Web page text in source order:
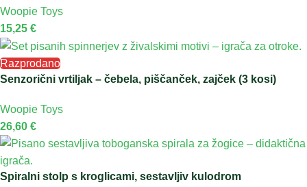
Woopie Toys
15,25 €
Razprodano
Senzorični vrtiljak – čebela, piščanček, zajček (3 kosi)
Woopie Toys
26,60 €
Spiralni stolp s kroglicami, sestavljiv kulodrom